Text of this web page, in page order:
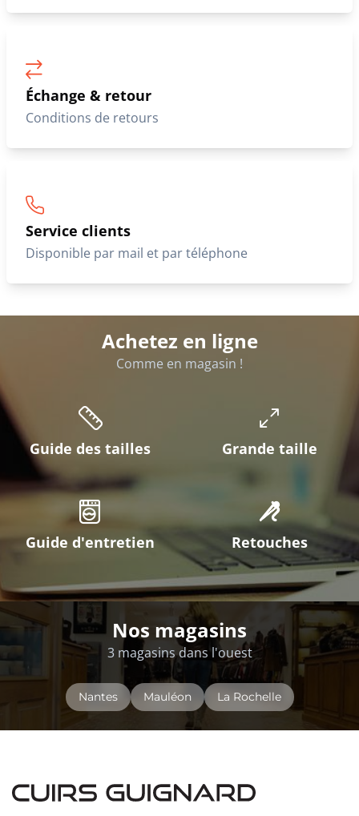
Échange & retour
Conditions de retours
Service clients
Disponible par mail et par téléphone
Achetez en ligne
Comme en magasin !
Guide des tailles Grande taille
Guide d'entretien Retouches
Nos magasins
3 magasins dans l'ouest
Nantes Mauléon La Rochelle